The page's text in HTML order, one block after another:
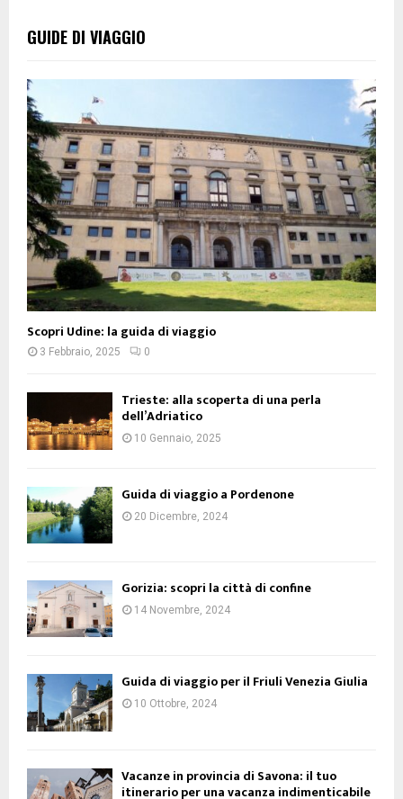
GUIDE DI VIAGGIO
Scopri Udine: la guida di viaggio
3 Febbraio, 2025 0
Trieste: alla scoperta di una perla
dell’Adriatico
10 Gennaio, 2025
Guida di viaggio a Pordenone
20 Dicembre, 2024
Gorizia: scopri la città di confine
14 Novembre, 2024
Guida di viaggio per il Friuli Venezia Giulia
10 Ottobre, 2024
Vacanze in provincia di Savona: il tuo
itinerario per una vacanza indimenticabile